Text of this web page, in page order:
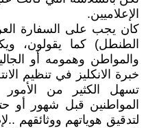
الإعلاميين.
كان يجب على السفارة
الطنطل) كما يقولون،
والمواطن وهمومه أو
خبرة الانكليز في تنظيم
تسهل الكثير من
المواطنين قبل شهور أو
لتدقيق هوياتهم ووثائقهم